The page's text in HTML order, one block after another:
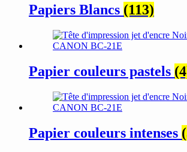
Papiers Blancs (113)
Papier couleurs pastels
Papier couleurs intenses